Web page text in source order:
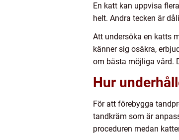
En katt kan uppvisa
helt. Andra tecken är
Att undersöka en katts
känner sig osäkra,
om bästa möjliga vård.
Hur
För att förebygga
tandkräm som är
proceduren medan